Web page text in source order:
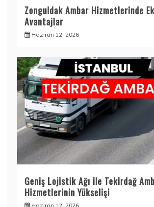
Zonguldak Ambar Hizmetlerinde
Avantajlar
Haziran 12, 2026
Geniş Lojistik Ağı ile Tekirdağ
Hizmetlerinin Yükselişi
Haziran 12, 2026